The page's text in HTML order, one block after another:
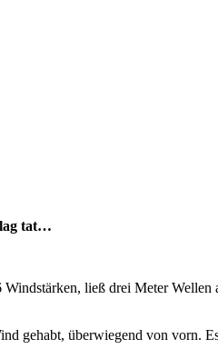
tat…
ließ drei Meter
gehabt, überwiegend von vorn.